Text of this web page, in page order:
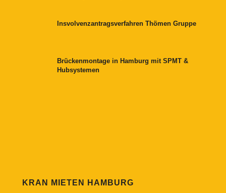
Insvolvenzantragsverfahren Thömen Gruppe
Brückenmontage in Hamburg mit SPMT &
Hubsystemen
KRAN MIETEN HAMBURG